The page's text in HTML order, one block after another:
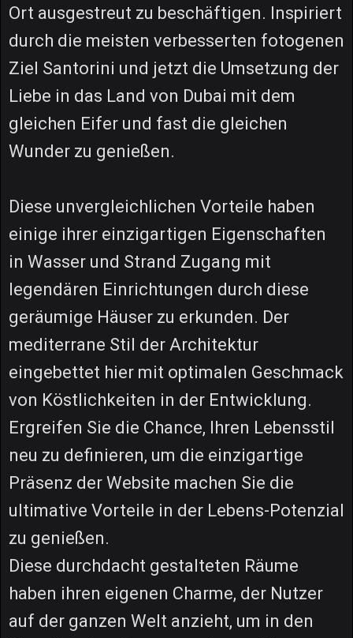
Ort ausgestreut zu beschäftigen. Inspiriert
durch die meisten verbesserten fotogenen
Ziel Santorini und jetzt die Umsetzung der
Liebe in das Land von Dubai mit dem
gleichen Eifer und fast die gleichen
Wunder zu genießen.
Diese unvergleichlichen Vorteile haben
einige ihrer einzigartigen Eigenschaften
in Wasser und Strand Zugang mit
legendären Einrichtungen durch diese
geräumige Häuser zu erkunden. Der
mediterrane Stil der Architektur
eingebettet hier mit optimalen Geschmack
von Köstlichkeiten in der Entwicklung.
Ergreifen Sie die Chance, Ihren Lebensstil
neu zu definieren, um die einzigartige
Präsenz der Website machen Sie die
ultimative Vorteile in der Lebens-Potenzial
zu genießen.
Diese durchdacht gestalteten Räume
haben ihren eigenen Charme, der Nutzer
auf der ganzen Welt anzieht, um in den